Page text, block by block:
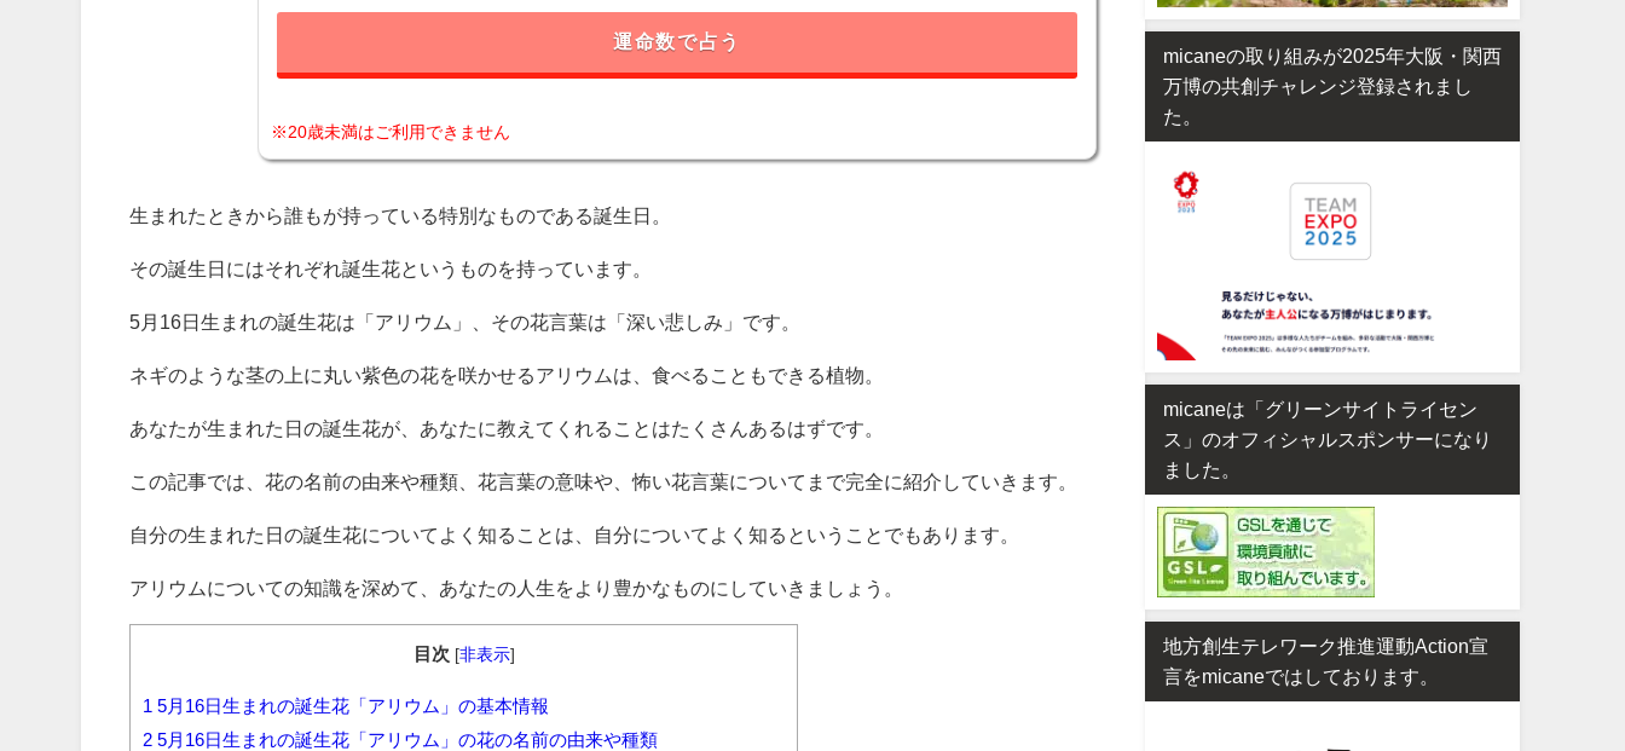
運命数で占う
※20歳未満はご利用できません
生まれたときから誰もが持っている特別なものである誕生日。
その誕生日にはそれぞれ誕生花というものを持っています。
5月16日生まれの誕生花は「アリウム」、その花言葉は「深い悲しみ」です。
ネギのような茎の上に丸い紫色の花を咲かせるアリウムは、食べることもできる植物。
あなたが生まれた日の誕生花が、あなたに教えてくれることはたくさんあるはずです。
この記事では、花の名前の由来や種類、花言葉の意味や、怖い花言葉についてまで完全に紹介していきます。
自分の生まれた日の誕生花についてよく知ることは、自分についてよく知るということでもあります。
アリウムについての知識を深めて、あなたの人生をより豊かなものにしていきましょう。
目次 [非表示]
1 5月16日生まれの誕生花「アリウム」の基本情報
2 5月16日生まれの誕生花「アリウム」の花の名前の由来や種類
micaneの取り組みが2025年大阪・関西
万博の共創チャレンジ登録されまし
た。
micaneは「グリーンサイトライセン
ス」のオフィシャルスポンサーになり
ました。
地方創生テレワーク推進運動Action宣
言をmicaneではしております。